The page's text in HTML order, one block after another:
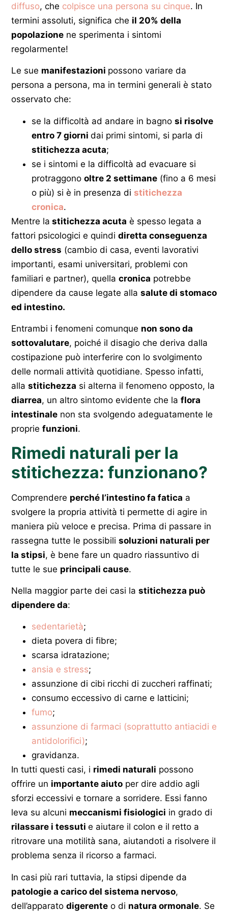
diffuso, che colpisce una persona su cinque. In
termini assoluti, significa che il 20% della
popolazione ne sperimenta i sintomi
regolarmente!
Le sue manifestazioni possono variare da
persona a persona, ma in termini generali è stato
osservato che:
se la difficoltà ad andare in bagno si risolve
entro 7 giorni dai primi sintomi, si parla di
stitichezza acuta;
se i sintomi e la difficoltà ad evacuare si
protraggono oltre 2 settimane (fino a 6 mesi
o più) si è in presenza di stitichezza
cronica.
Mentre la stitichezza acuta è spesso legata a
fattori psicologici e quindi diretta conseguenza
dello stress (cambio di casa, eventi lavorativi
importanti, esami universitari, problemi con
familiari e partner), quella cronica potrebbe
dipendere da cause legate alla salute di stomaco
ed intestino.
Entrambi i fenomeni comunque non sono da
sottovalutare, poiché il disagio che deriva dalla
costipazione può interferire con lo svolgimento
delle normali attività quotidiane. Spesso infatti,
alla stitichezza si alterna il fenomeno opposto, la
diarrea, un altro sintomo evidente che la flora
intestinale non sta svolgendo adeguatamente le
proprie funzioni.
Rimedi naturali per la
stitichezza: funzionano?
Comprendere perché l’intestino fa fatica a
svolgere la propria attività ti permette di agire in
maniera più veloce e precisa. Prima di passare in
rassegna tutte le possibili soluzioni naturali per
la stipsi, è bene fare un quadro riassuntivo di
tutte le sue principali cause.
Nella maggior parte dei casi la stitichezza può
dipendere da:
sedentarietà;
dieta povera di fibre;
scarsa idratazione;
ansia e stress;
assunzione di cibi ricchi di zuccheri raffinati;
consumo eccessivo di carne e latticini;
fumo;
assunzione di farmaci (soprattutto antiacidi e
antidolorifici);
gravidanza.
In tutti questi casi, i rimedi naturali possono
offrire un importante aiuto per dire addio agli
sforzi eccessivi e tornare a sorridere. Essi fanno
leva su alcuni meccanismi fisiologici in grado di
rilassare i tessuti e aiutare il colon e il retto a
ritrovare una motilità sana, aiutandoti a risolvere il
problema senza il ricorso a farmaci.
In casi più rari tuttavia, la stipsi dipende da
patologie a carico del sistema nervoso,
dell’apparato digerente o di natura ormonale. Se